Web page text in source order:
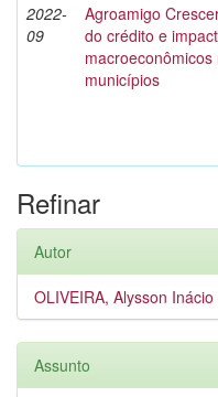
2022-
09
Agroamigo
do crédito e
macroeconômicos
municípios
Refinar
Autor
OLIVEIRA, Alysson Inácio
Assunto